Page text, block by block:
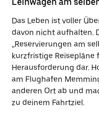
zu
Das Leben ist voller
davon nicht aufhalten.
„Reservierungen am
kurzfristige Reisepläne
Herausforderung dar.
am Flughafen
anderen Ort ab und
zu deinem Fahrtziel.